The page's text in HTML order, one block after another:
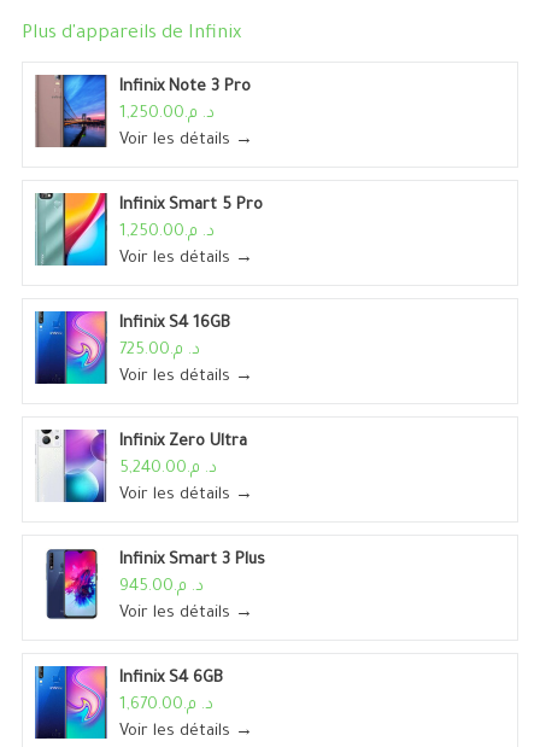
Plus d'appareils de Infinix
Infinix Note 3 Pro
د. م.1,250.00
Voir les détails →
Infinix Smart 5 Pro
د. م.1,250.00
Voir les détails →
Infinix S4 16GB
د. م.725.00
Voir les détails →
Infinix Zero Ultra
د. م.5,240.00
Voir les détails →
Infinix Smart 3 Plus
د. م.945.00
Voir les détails →
Infinix S4 6GB
د. م.1,670.00
Voir les détails →